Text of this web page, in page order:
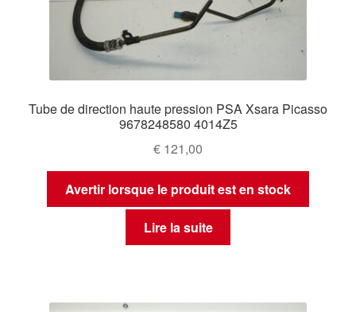
Tube de direction haute pression PSA Xsara Picasso
9678248580 4014Z5
€ 121,00
Avertir lorsque le produit est en stock
Lire la suite